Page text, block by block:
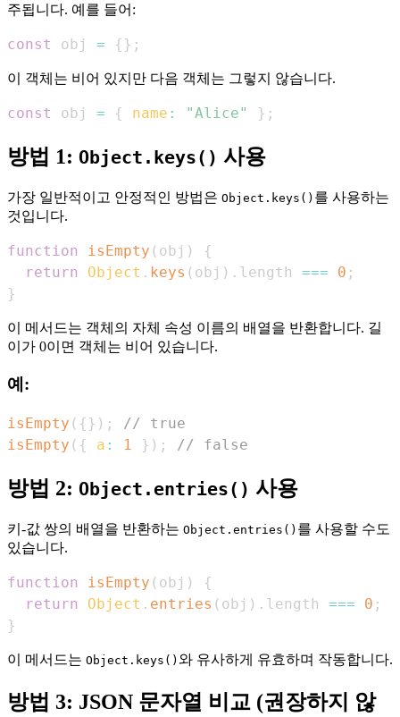
주됩니다. 예를 들어:
const obj = { } ;
이 객체는 비어 있지만 다음 객체는 그렇지 않습니다.
const obj = { name : "Alice" } ;
방법 1: Object.keys() 사용
가장 일반적이고 안정적인 방법은 Object.keys() 를 사용하는
것입니다.
function isEmpty ( obj )
{
return
Object . keys ( obj ) . length === 0 ;
}
이 메서드는 객체의 자체 속성 이름의 배열을 반환합니다. 길
이가 0이면 객체는 비어 있습니다.
예:
isEmpty ( { } ) ;
// true
isEmpty ( { a : 1 } ) ; // false
방법 2: Object.entries() 사용
키-값 쌍의 배열을 반환하는 Object.entries() 를 사용할 수도
있습니다.
function isEmpty ( obj )
{
return
Object . entries ( obj ) . length === 0 ;
}
이 메서드는 Object.keys() 와 유사하게 유효하며 작동합니다.
방법 3: JSON 문자열 비교 (권장하지 않